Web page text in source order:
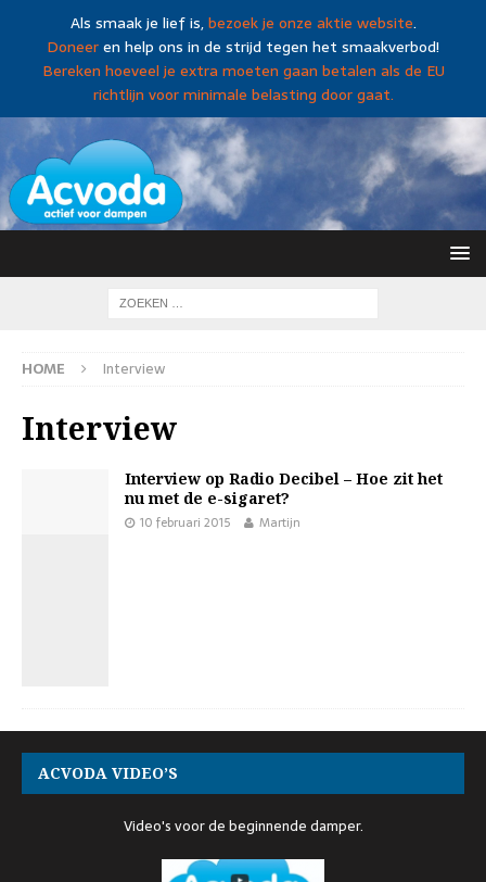
Als smaak je lief is,bezoek je onze aktie website.
Doneeren help ons in de strijd tegen het smaakverbod!
Bereken hoeveel je extra moeten gaan betalen als de EU
richtlijn voor minimale belasting door gaat.
HOME Interview
Interview
Interview op Radio Decibel – Hoe zit het
nu met de e-sigaret?
10 februari 2015 Martijn
ACVODA VIDEO’S
Video's voor de beginnende damper.